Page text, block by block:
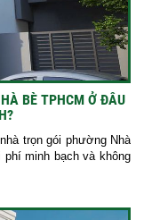
BÈ TPHCM Ở ĐÂU
trọn gói phường Nhà
minh bạch và không